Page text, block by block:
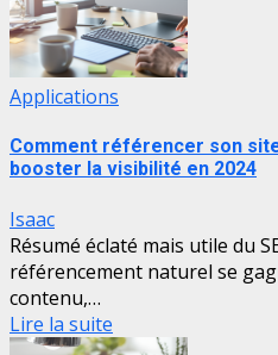
Applications
Comment référencer son
booster la visibilité en 2024
Isaac
Résumé éclaté mais utile du
référencement naturel se
contenu,…
Lire la suite